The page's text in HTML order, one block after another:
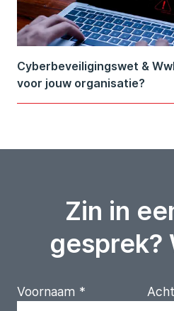
Cyberbeveiligingswet &
voor jouw organisatie?
Zin in
gesprek?
Voornaam *